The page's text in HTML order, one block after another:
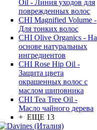
Oil - Линия уходов для
поврежденных волос
CHI Magnified Volume -
Для тонких волос
CHI Olive Organics - На
основе натуральных
ингредиентов
CHI Rose Hip Oil -
Защита цвета
окрашенных волос с
маслом шиповника
CHI Tea Tree Oil -
Масло чайного дерева
+ ЕЩЕ 13